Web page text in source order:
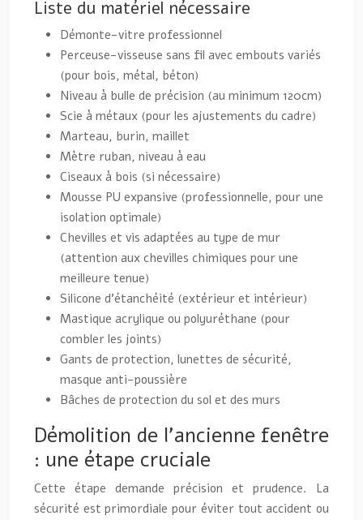
Liste du matériel nécessaire
Démonte-vitre professionnel
Perceuse-visseuse sans fil avec embouts variés
(pour bois, métal, béton)
Niveau à bulle de précision (au minimum 120cm)
Scie à métaux (pour les ajustements du cadre)
Marteau, burin, maillet
Mètre ruban, niveau à eau
Ciseaux à bois (si nécessaire)
Mousse PU expansive (professionnelle, pour une
isolation optimale)
Chevilles et vis adaptées au type de mur
(attention aux chevilles chimiques pour une
meilleure tenue)
Silicone d’étanchéité (extérieur et intérieur)
Mastique acrylique ou polyuréthane (pour
combler les joints)
Gants de protection, lunettes de sécurité,
masque anti-poussière
Bâches de protection du sol et des murs
Démolition de l’ancienne fenêtre
: une étape cruciale
Cette étape demande précision et prudence. La
sécurité est primordiale pour éviter tout accident ou